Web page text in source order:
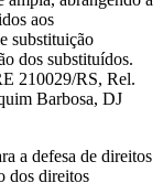
aos
substituição
dos substituídos.
210029/RS, Rel.
Barbosa, DJ
a defesa de direitos
dos direitos